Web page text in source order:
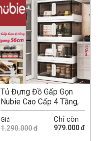
Tủ Đựng Đồ Gấp Gọn
Nubie Cao Cấp 4 Tầng,
Cửa Nam Châm, Kèm
Bánh...
Giá
1.290.000 đ
Chỉ còn
979.000 đ